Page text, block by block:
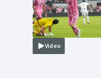
Video